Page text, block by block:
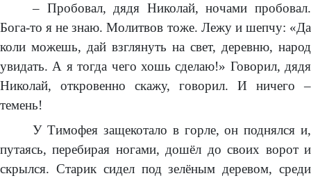
– Пробовал, дядя Николай, ночами пробовал.
Бога-то я не знаю. Молитвов тоже. Лежу и шепчу: «Да
коли можешь, дай взглянуть на свет, деревню, народ
увидать. А я тогда чего хошь сделаю!» Говорил, дядя
Николай, откровенно скажу, говорил. И ничего –
темень!
У Тимофея защекотало в горле, он поднялся и,
путаясь, перебирая ногами, дошёл до своих ворот и
скрылся. Старик сидел под зелёным деревом, среди